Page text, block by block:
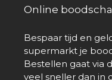
Online
Bespaar tijd en
supermarkt je
Bestellen gaat via
veel sneller dan in